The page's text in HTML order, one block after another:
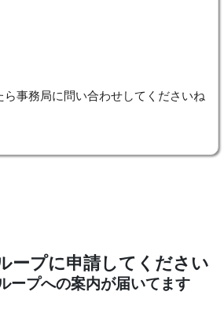
ら事務局に問い合わせしてくださいね
ープに申請してください
ープへの案内が届いてます